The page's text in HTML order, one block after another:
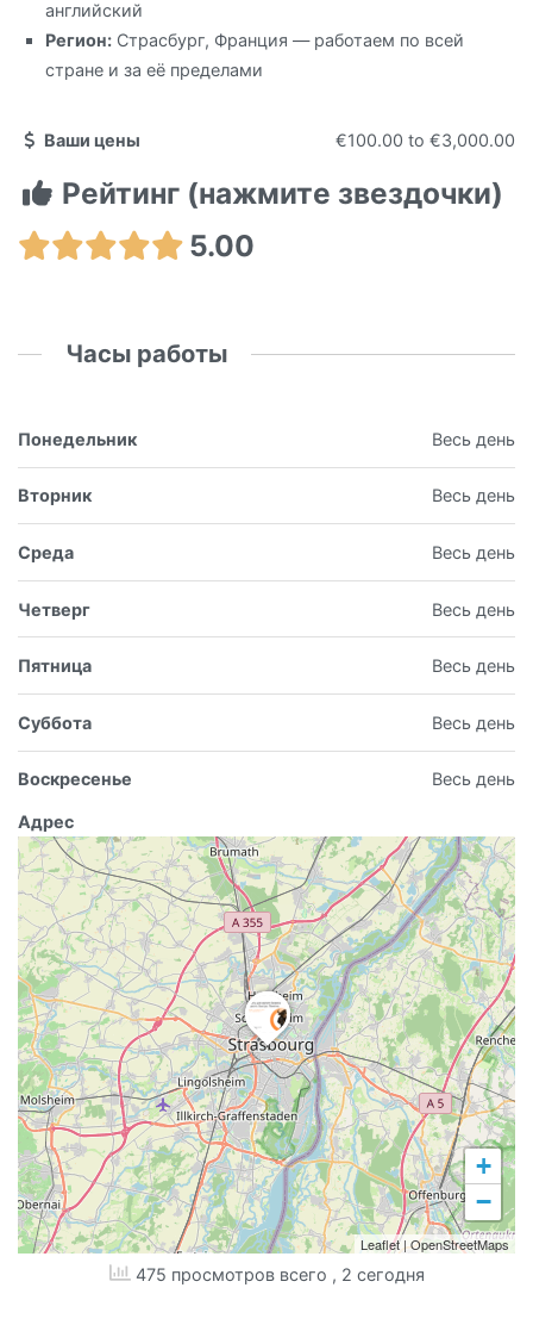
английский
Регион: Страсбург, Франция — работаем по всей
стране и за её пределами
Ваши цены €100.00 to €3,000.00
Рейтинг (нажмите звездочки)
5.00
Часы работы
Понедельник Весь день
Вторник Весь день
Среда Весь день
Четверг Весь день
Пятница Весь день
Суббота Весь день
Воскресенье Весь день
Адрес
+
−
Leaflet|OpenStreetMaps
475 просмотров всего , 2 сегодня